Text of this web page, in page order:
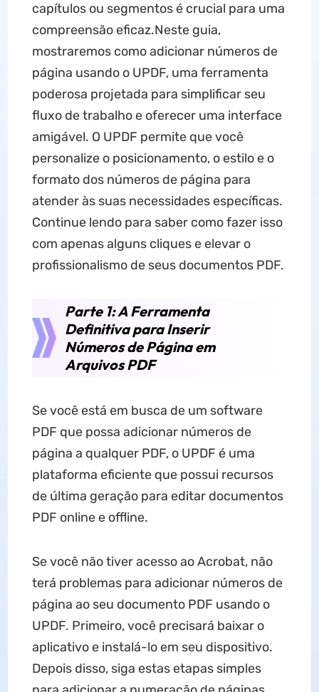
capítulos ou segmentos é crucial para uma
compreensão eficaz.Neste guia,
mostraremos como adicionar números de
página usando o UPDF, uma ferramenta
poderosa projetada para simplificar seu
fluxo de trabalho e oferecer uma interface
amigável. O UPDF permite que você
personalize o posicionamento, o estilo e o
formato dos números de página para
atender às suas necessidades específicas.
Continue lendo para saber como fazer isso
com apenas alguns cliques e elevar o
profissionalismo de seus documentos PDF.
Parte 1: A Ferramenta
Definitiva para Inserir
Números de Página em
Arquivos PDF
Se você está em busca de um software
PDF que possa adicionar números de
página a qualquer PDF, o UPDF é uma
plataforma eficiente que possui recursos
de última geração para editar documentos
PDF online e offline.
Se você não tiver acesso ao Acrobat, não
terá problemas para adicionar números de
página ao seu documento PDF usando o
UPDF. Primeiro, você precisará baixar o
aplicativo e instalá-lo em seu dispositivo.
Depois disso, siga estas etapas simples